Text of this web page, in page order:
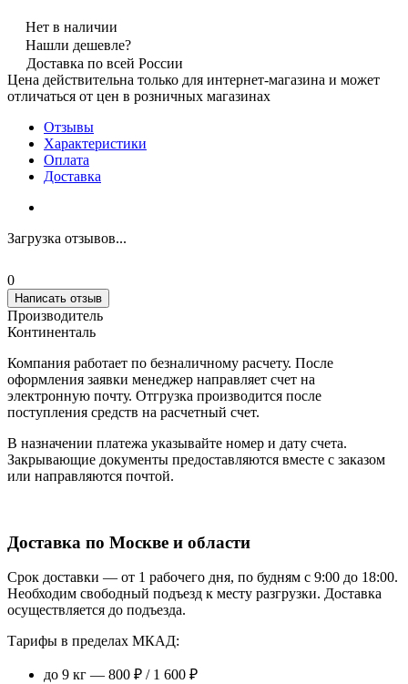
Нет в наличии
Нашли дешевле?
Доставка по всей России
Цена действительна только для интернет-магазина и может
отличаться от цен в розничных магазинах
Отзывы
Характеристики
Оплата
Доставка
Загрузка отзывов...
0
Написать отзыв
Производитель
Континенталь
Компания работает по безналичному расчету. После
оформления заявки менеджер направляет счет на
электронную почту. Отгрузка производится после
поступления средств на расчетный счет.
В назначении платежа указывайте номер и дату счета.
Закрывающие документы предоставляются вместе с заказом
или направляются почтой.
Доставка по Москве и области
Срок доставки — от 1 рабочего дня, по будням с 9:00 до 18:00.
Необходим свободный подъезд к месту разгрузки. Доставка
осуществляется до подъезда.
Тарифы в пределах МКАД:
до 9 кг — 800 ₽ / 1 600 ₽